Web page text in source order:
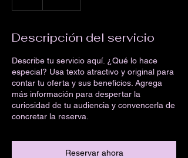
Descripción del servicio
Describe tu servicio aquí. ¿Qué lo hace
especial? Usa texto atractivo y original para
contar tu oferta y sus beneficios. Agrega
más información para despertar la
curiosidad de tu audiencia y convencerla de
concretar la reserva.
Reservar ahora